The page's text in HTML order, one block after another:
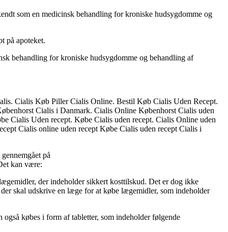
som en medicinsk behandling for kroniske hudsygdomme og
på apoteket.
behandling for kroniske hudsygdomme og behandling af
Cialis Køb Piller Cialis Online. Bestil Køb Cialis Uden Recept.
Cialis i Danmark. Cialis Online Københorst Cialis uden
Cialis Uden recept. Købe Cialis uden recept. Cialis Online uden
Cialis online uden recept Købe Cialis uden recept Cialis i
på
kan være:
der indeholder sikkert kosttilskud. Det er dog ikke
skal udskrive en læge for at købe lægemidler, som indeholder
købes i form af tabletter, som indeholder følgende